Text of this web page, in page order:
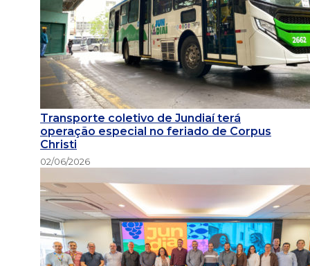
Transporte coletivo de Jundiaí terá
operação especial no feriado de Corpus
Christi
02/06/2026